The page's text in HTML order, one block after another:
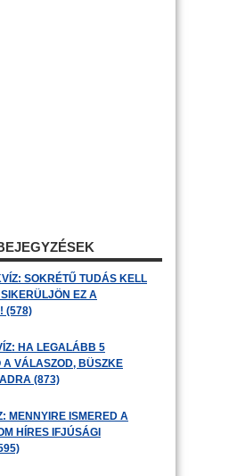
SOKRÉTŰ TUDÁS KELL
EZ A
(578)
HA LEGALÁBB 5
A VÁLASZOD, BÜSZKE
(873)
MENNYIRE ISMERED A
HÍRES IFJÚSÁGI